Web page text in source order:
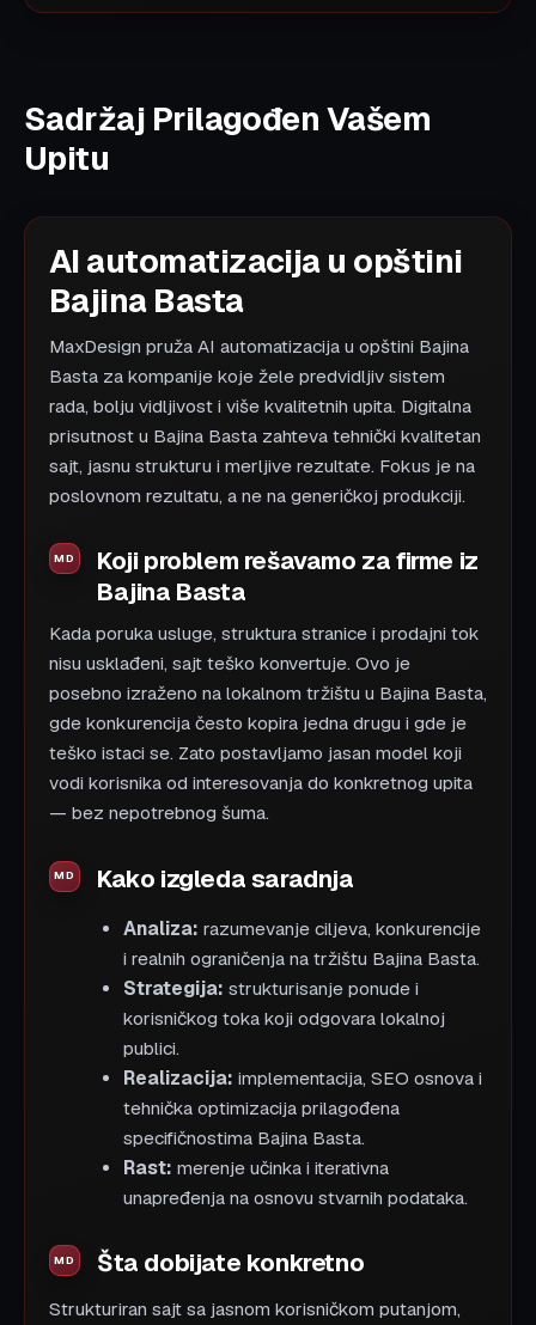
Sadržaj Prilagođen Vašem
Upitu
AI automatizacija u opštini
Bajina Basta
MaxDesign pruža AI automatizacija u opštini Bajina
Basta za kompanije koje žele predvidljiv sistem
rada, bolju vidljivost i više kvalitetnih upita. Digitalna
prisutnost u Bajina Basta zahteva tehnički kvalitetan
sajt, jasnu strukturu i merljive rezultate. Fokus je na
poslovnom rezultatu, a ne na generičkoj produkciji.
Koji problem rešavamo za firme iz
Bajina Basta
Kada poruka usluge, struktura stranice i prodajni tok
nisu usklađeni, sajt teško konvertuje. Ovo je
posebno izraženo na lokalnom tržištu u Bajina Basta,
gde konkurencija često kopira jedna drugu i gde je
teško istaci se. Zato postavljamo jasan model koji
vodi korisnika od interesovanja do konkretnog upita
— bez nepotrebnog šuma.
Kako izgleda saradnja
Analiza: razumevanje ciljeva, konkurencije
i realnih ograničenja na tržištu Bajina Basta.
Strategija: strukturisanje ponude i
korisničkog toka koji odgovara lokalnoj
publici.
Realizacija: implementacija, SEO osnova i
tehnička optimizacija prilagođena
specifičnostima Bajina Basta.
Rast: merenje učinka i iterativna
unapređenja na osnovu stvarnih podataka.
Šta dobijate konkretno
Strukturiran sajt sa jasnom korisničkom putanjom,